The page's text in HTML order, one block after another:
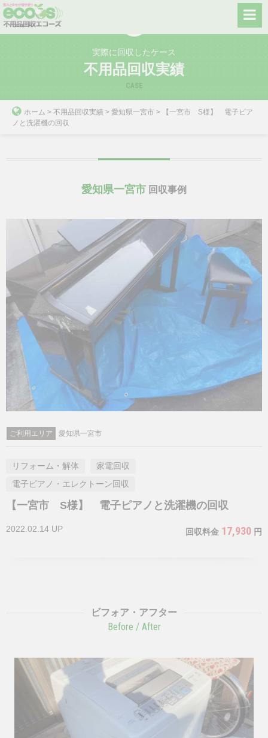
Skip
to
実際に回収したケース
不用品回収実績
CASE
ホーム > 不用品回収実績 > 愛知県一宮市 >
【一宮市 S様】 電子ピア
ノと洗濯機の回収
愛知県一宮市 回収事例
ご利用エリア 愛知県一宮市
リフォーム・解体
家電回収
電子ピアノ・エレクトーン回収
【一宮市 S様】 電子ピアノと洗濯機の回収
2022.02.14 UP 回収料金 17,930 円
ビフォア・アフター
Before / After